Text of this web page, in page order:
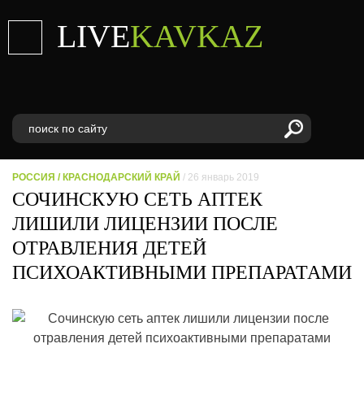
LIVEKAVKAZ
РОССИЯ / КРАСНОДАРСКИЙ КРАЙ / 26 январь 2019
СОЧИНСКУЮ СЕТЬ АПТЕК
ЛИШИЛИ ЛИЦЕНЗИИ ПОСЛЕ
ОТРАВЛЕНИЯ ДЕТЕЙ
ПСИХОАКТИВНЫМИ ПРЕПАРАТАМИ